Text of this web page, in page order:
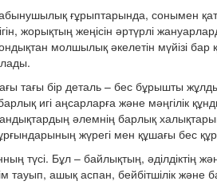
ғұрыптарында, сонымен
жорықтың жеңісін әртүрлі
молшылық әкелетін мүйізі
тағы бір деталь – бес бұрышты
игі аңсарларға және мәңгілік
әлемнің барлық
жүрегі мен құшағы бес
түсі. Бұл – байлықтың, әділдіктің
тауып, ашық аспан, бейбітшілік және